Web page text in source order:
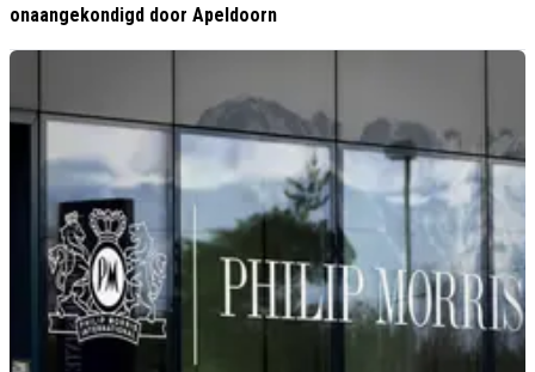
onaangekondigd door Apeldoorn